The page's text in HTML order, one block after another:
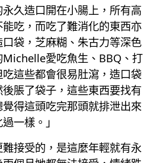
久造口開在小腸上，所有高
吃，而吃了難消化的東西亦
袋，芝麻糊、朱古力等深色
愛吃魚生、BBQ、打
這些都會很易肚瀉，造口袋
脹了袋子，這些東西要找有
得這頭吃完那頭就排泄出來
一樣。」
接受的，是這麼年輕就有永